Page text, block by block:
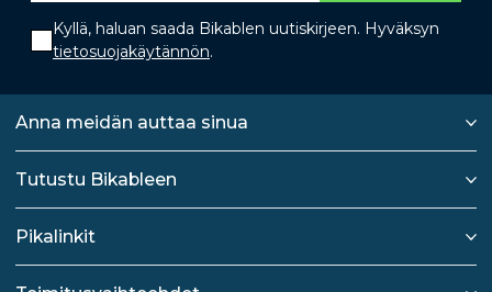
Kyllä, haluan saada Bikablen uutiskirjeen. Hyväksyn
tietosuojakäytännön.
Anna meidän auttaa sinua
Tutustu Bikableen
Pikalinkit